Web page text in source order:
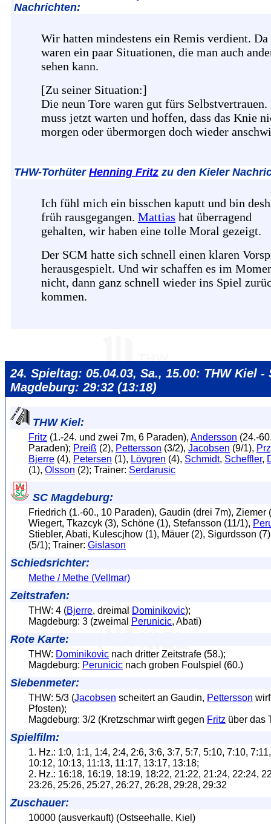
Nachrichten:
Wir hatten mindestens ein Remis verdient. Da
waren ein paar Situationen, die man auch
sehen kann.
[Zu seiner Situation:]
Die neun Tore waren gut fürs Selbstvertrauen.
muss jetzt warten und hoffen, dass das Knie
morgen oder übermorgen doch wieder
THW-Torhüter Henning Fritz zu den Kieler
Ich fühl mich ein bisschen kaputt und bin
früh rausgegangen. Mattias hat überragend
gehalten, wir haben eine tolle Moral gezeigt.
Der SCM hatte sich schnell einen klaren
herausgespielt. Und wir schaffen es im
nicht, dann ganz schnell wieder ins Spiel
kommen.
24. Spieltag: 05.04.03, Sa., 15.00: THW Kiel -
Magdeburg: 29:32 (13:18)
THW Kiel:
Fritz (1.-24. und zwei 7m, 6 Paraden), Andersson (24.-
Paraden); Preiß (2), Pettersson (3/2), Jacobsen (9/1),
Bjerre (4), Petersen (1), Lövgren (4), Schmidt, Scheffler,
(1), Olsson (2); Trainer: Serdarusic
SC Magdeburg:
Friedrich (1.-60., 10 Paraden), Gaudin (drei 7m), Ziemer
Wiegert, Tkazcyk (3), Schöne (1), Stefansson (11/1),
Stiebler, Abati, Kulescjhow (1), Mäuer (2), Sigurdsson
(5/1); Trainer: Gislason
Schiedsrichter:
Methe / Methe (Vellmar)
Zeitstrafen:
THW: 4 (Bjerre, dreimal Dominikovic);
Magdeburg: 3 (zweimal
Perunicic, Abati)
Rote Karte:
THW: Dominikovic nach dritter Zeitstrafe (58.);
Magdeburg: Perunicic nach groben Foulspiel (60.)
Siebenmeter:
THW: 5/3 (Jacobsen scheitert an Gaudin, Pettersson
Pfosten);
Magdeburg: 3/2 (Kretzschmar wirft gegen Fritz über das
Spielfilm:
1. Hz.: 1:0, 1:1, 1:4, 2:4, 2:6, 3:6, 3:7, 5:7, 5:10, 7:10,
10:12, 10:13, 11:13, 11:17, 13:17, 13:18;
2. Hz.: 16:18, 16:19, 18:19, 18:22, 21:22, 21:24, 22:24,
23:26, 25:26, 25:27, 26:27, 26:28, 29:28, 29:32
Zuschauer:
10000 (ausverkauft) (Ostseehalle, Kiel)